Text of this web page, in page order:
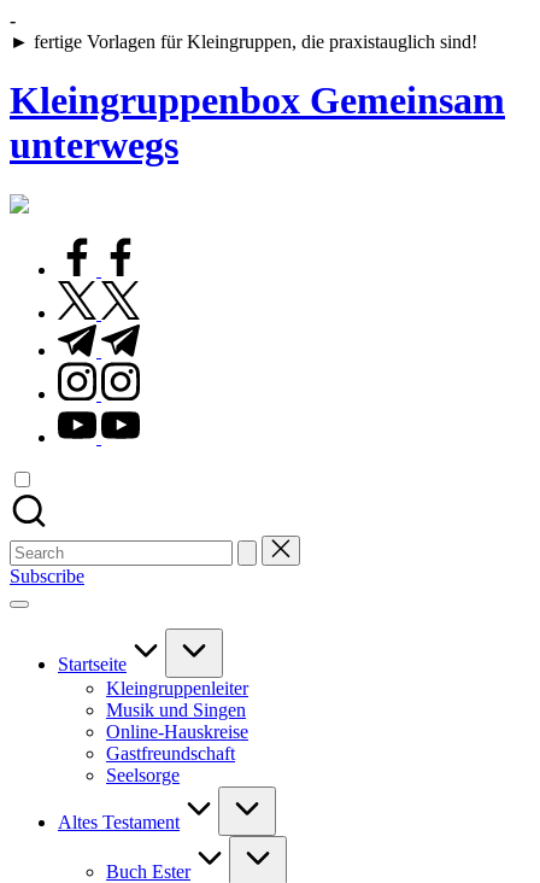
Skip
to
-
► fertige Vorlagen für Kleingruppen, die praxistauglich sind!
Kleingruppenbox Gemeinsam
unterwegs
Gemeinsam
wachsen,
leben
facebook.com
twitter.com
t.me
instagram.com
youtube.com
Search
for:
Subscribe
Startseite
Kleingruppenleiter
Musik und Singen
Online-Hauskreise
Gastfreundschaft
Seelsorge
Altes Testament
Buch Ester